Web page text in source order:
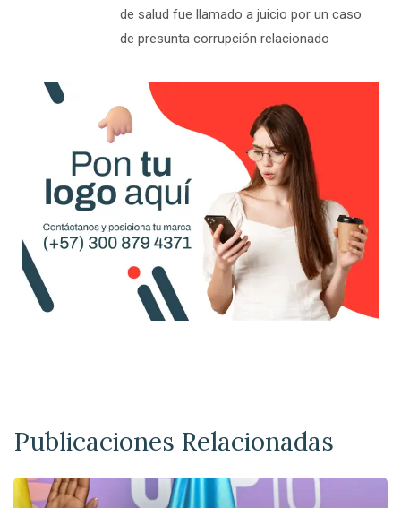
de salud fue llamado a juicio por un caso
de presunta corrupción relacionado
Publicaciones Relacionadas